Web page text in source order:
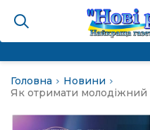
Головна
Новини
Як отримати молодіжний